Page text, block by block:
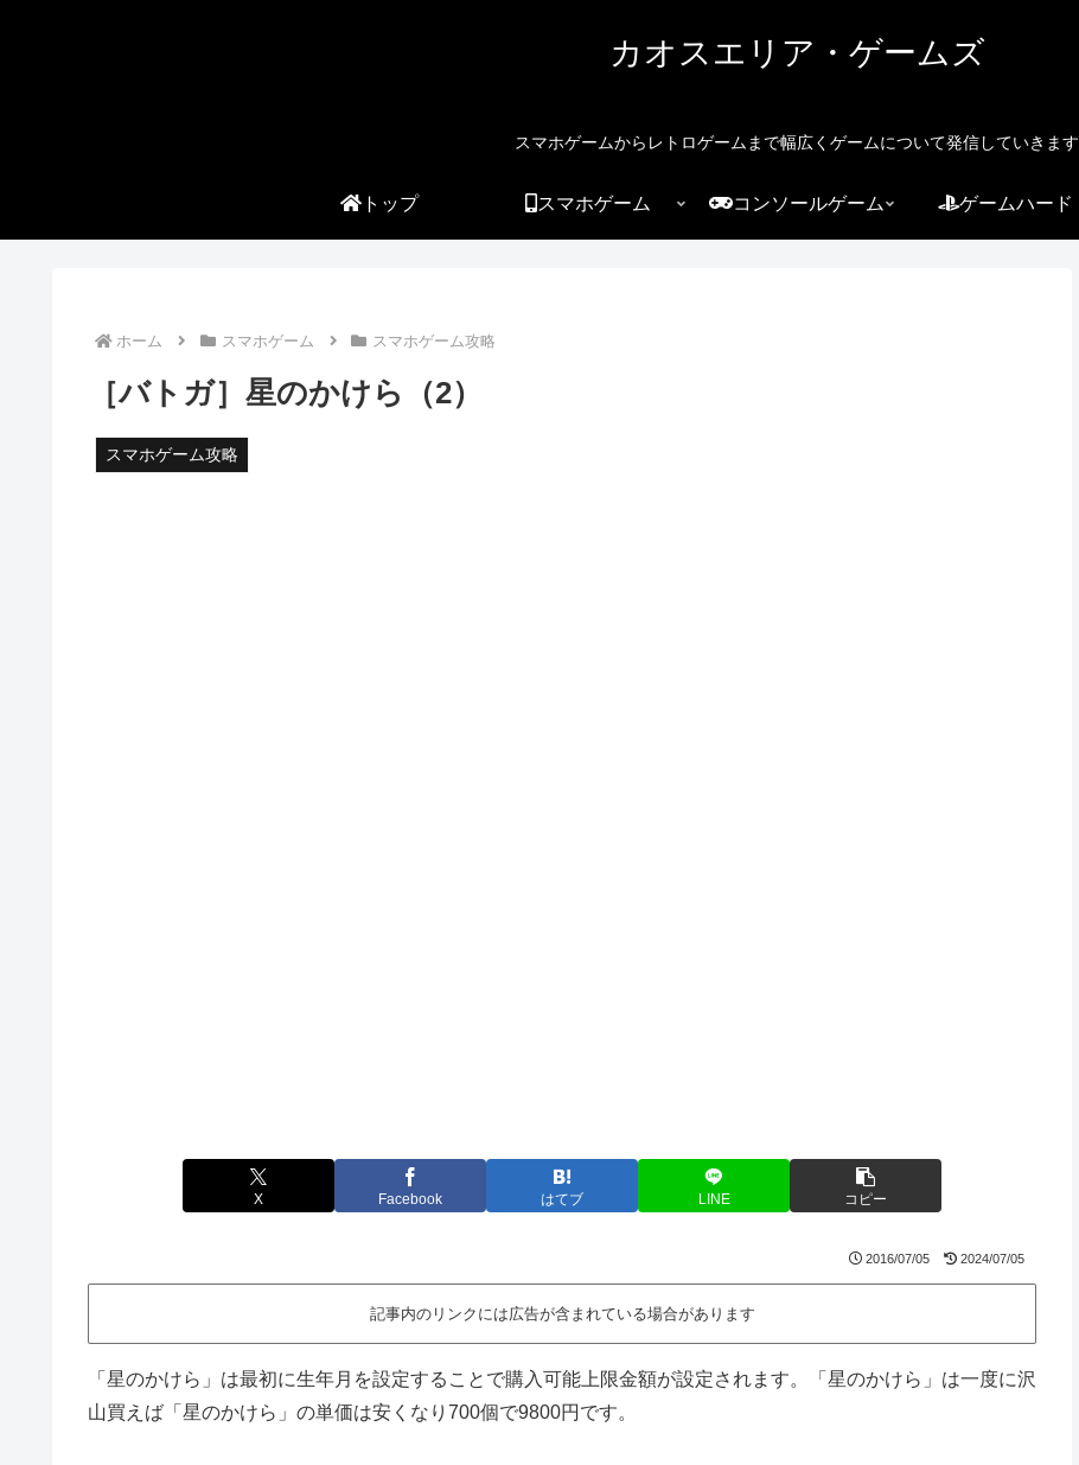
カオスエリア・ゲームズ
スマホゲームからレトロゲームまで幅広くゲームについて発信していきます
トップ スマホゲーム コンソールゲーム ゲームハード
ホーム スマホゲーム スマホゲーム攻略
［バトガ］星のかけら（2）
スマホゲーム攻略
X Facebook はてブ LINE コピー
2016/07/05 2024/07/05
記事内のリンクには広告が含まれている場合があります
「星のかけら」は最初に生年月を設定することで購入可能上限金額が設定されます。「星のかけら」は一度に沢
山買えば「星のかけら」の単価は安くなり700個で9800円です。